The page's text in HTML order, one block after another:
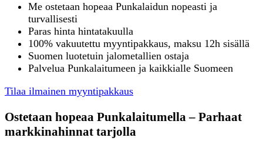
Me ostetaan hopeaa Punkalaidun nopeasti ja
turvallisesti
Paras hinta hintatakuulla
100% vakuutettu myyntipakkaus, maksu 12h sisällä
Suomen luotetuin jalometallien ostaja
Palvelua Punkalaitumeen ja kaikkialle Suomeen
Tilaa ilmainen myyntipakkaus
Ostetaan hopeaa Punkalaitumella – Parhaat
markkinahinnat tarjolla